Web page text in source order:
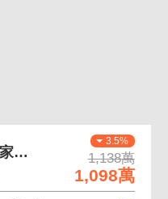
3.5%
1,138萬
1,098萬
中西區世界湖美麗小資成家首選三房